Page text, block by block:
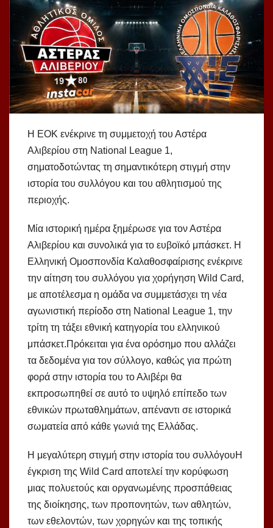
Η ΕΟΚ ενέκρινε τη συμμετοχή του Αστέρα
Αλιβερίου στη National League 1,
σηματοδοτώντας τη σημαντικότερη στιγμή στην
ιστορία του συλλόγου και του αθλητισμού της
περιοχής.
Μία ιστορική ημέρα ξημέρωσε για τον Αστέρα
Αλιβερίου και συνολικά για το ευβοϊκό μπάσκετ. Η
Ελληνική Ομοσπονδία Καλαθοσφαίρισης ενέκρινε
την αίτηση του συλλόγου για χορήγηση Wild Card,
με αποτέλεσμα η ομάδα να συμμετάσχει τη νέα
αγωνιστική περίοδο στη National League 1, την
τρίτη τη τάξει εθνική κατηγορία του ελληνικού
μπάσκετ.Πρόκειται για ένα ορόσημο που αλλάζει
τα δεδομένα για τον σύλλογο, καθώς για πρώτη
φορά στην ιστορία του το Αλιβέρι θα
εκπροσωπηθεί σε αυτό το υψηλό επίπεδο των
εθνικών πρωταθλημάτων, απέναντι σε ιστορικά
σωματεία από κάθε γωνιά της Ελλάδας.
Η μεγαλύτερη στιγμή στην ιστορία του συλλόγουΗ
έγκριση της Wild Card αποτελεί την κορύφωση
μιας πολυετούς και οργανωμένης προσπάθειας
της διοίκησης, των προπονητών, των αθλητών,
των εθελοντών, των χορηγών και της τοπικής